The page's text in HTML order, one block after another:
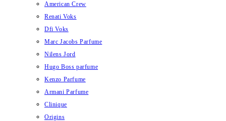
American Crew
Renati Voks
Dfi Voks
Marc Jacobs Parfume
Nilens Jord
Hugo Boss parfume
Kenzo Parfume
Armani Parfume
Clinique
Origins